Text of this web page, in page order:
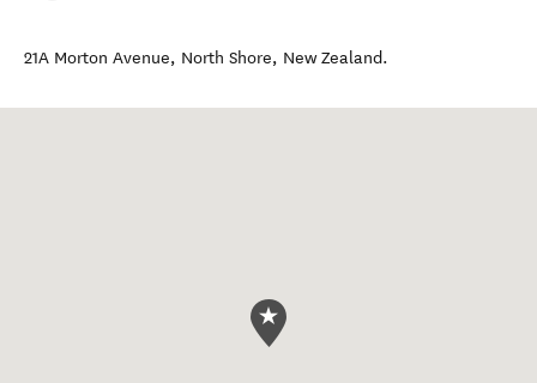
21A Morton Avenue, North Shore, New Zealand.